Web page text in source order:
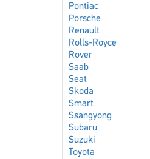
Pontiac
Porsche
Renault
Rolls-Royce
Rover
Saab
Seat
Skoda
Smart
Ssangyong
Subaru
Suzuki
Toyota